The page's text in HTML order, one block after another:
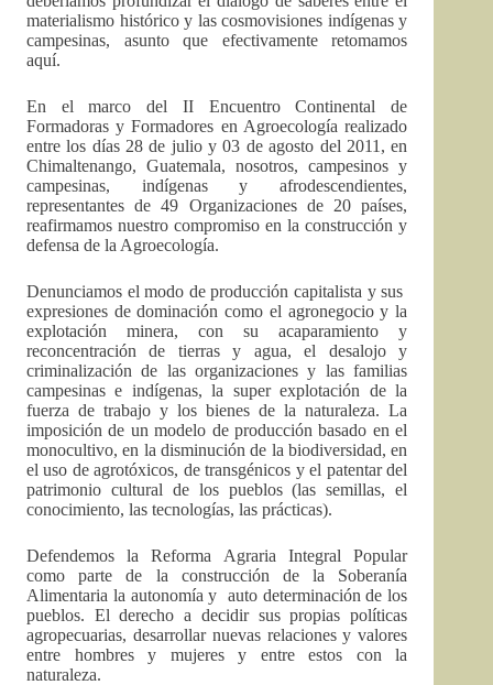
materialismo histórico y las cosmovisiones indígenas y
campesinas, asunto que efectivamente retomamos
aquí.
En el marco del II Encuentro Continental de
Formadoras y Formadores en Agroecología realizado
entre los días 28 de julio y 03 de agosto del 2011, en
Chimaltenango, Guatemala, nosotros, campesinos y
campesinas, indígenas y afrodescendientes,
representantes de 49 Organizaciones de 20 países,
reafirmamos nuestro compromiso en la construcción y
defensa de la Agroecología.
Denunciamos el modo de producción capitalista y sus
expresiones de dominación como el agronegocio y la
explotación minera, con su acaparamiento y
reconcentración de tierras y agua, el desalojo y
criminalización de las organizaciones y las familias
campesinas e indígenas, la super explotación de la
fuerza de trabajo y los bienes de la naturaleza. La
imposición de un modelo de producción basado en el
monocultivo, en la disminución de la biodiversidad, en
el uso de agrotóxicos, de transgénicos y el patentar del
patrimonio cultural de los pueblos (las semillas, el
conocimiento, las tecnologías, las prácticas).
Defendemos la Reforma Agraria Integral Popular
como parte de la construcción de la Soberanía
Alimentaria la autonomía y auto determinación de los
pueblos. El derecho a decidir sus propias políticas
agropecuarias, desarrollar nuevas relaciones y valores
entre hombres y mujeres y entre estos con la
naturaleza.